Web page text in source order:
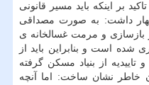
بر اینكه باید مسیر قانونی
داشت: به صورت مصداقی
بازسازی و مرمت غسالخانه ی
شده است و بنابراین باید از
از بنیاد مسكن گرفته
خاطر نشان ساخت: اما آنچه